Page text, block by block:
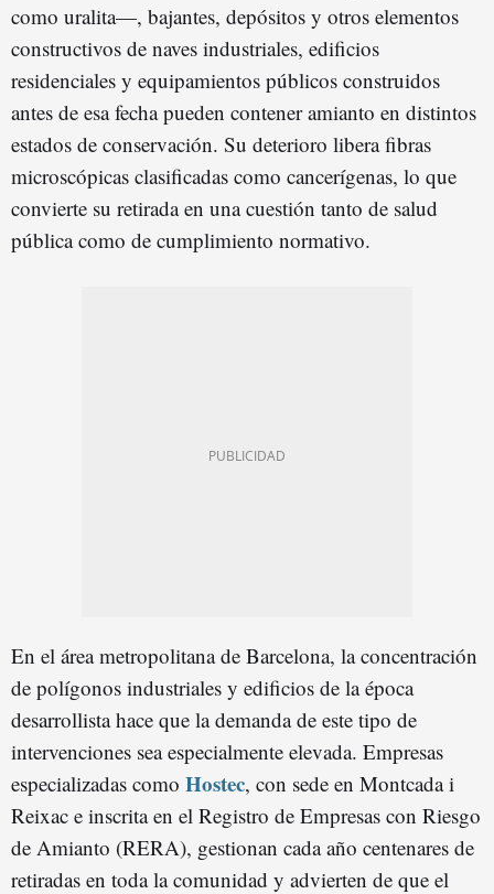
como uralita—, bajantes, depósitos y otros elementos
constructivos de naves industriales, edificios
residenciales y equipamientos públicos construidos
antes de esa fecha pueden contener amianto en distintos
estados de conservación. Su deterioro libera fibras
microscópicas clasificadas como cancerígenas, lo que
convierte su retirada en una cuestión tanto de salud
pública como de cumplimiento normativo.
En el área metropolitana de Barcelona, la concentración
de polígonos industriales y edificios de la época
desarrollista hace que la demanda de este tipo de
intervenciones sea especialmente elevada. Empresas
especializadas como Hostec, con sede en Montcada i
Reixac e inscrita en el Registro de Empresas con Riesgo
de Amianto (RERA), gestionan cada año centenares de
retiradas en toda la comunidad y advierten de que el